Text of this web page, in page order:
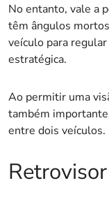
No entanto, vale a
têm ângulos
veículo para
estratégica.
Ao permitir uma
também
entre dois veículos.